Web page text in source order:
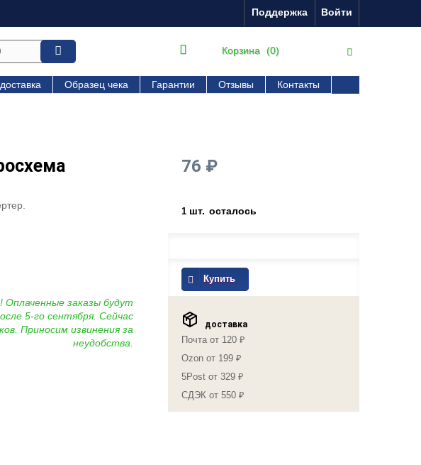
Войти
Поддержка
Корзина (0)
Образец чека Гарантии Отзывы Контакты
Оплаченные заказы будут
5-го сентября. Сейчас
Приносим извинения за
неудобства.
76 ₽
1 шт. осталось
Купить
доставка
Почта от 120 ₽
Ozon от 199 ₽
5Post от 329 ₽
СДЭК от 550 ₽